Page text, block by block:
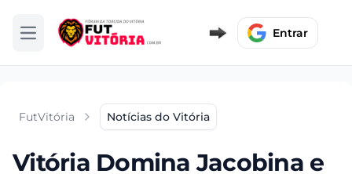
Abrir menu Entrar
FutVitória Notícias do Vitória
Vitória Domina Jacobina e